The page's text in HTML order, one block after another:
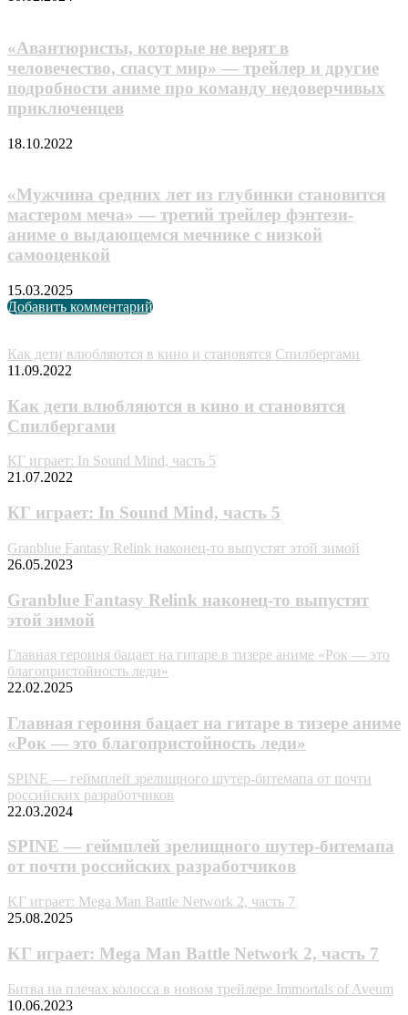
«Авантюристы, которые не верят в
человечество, спасут мир» — трейлер и другие
подробности аниме про команду недоверчивых
приключенцев
18.10.2022
«Мужчина средних лет из глубинки становится
мастером меча» — третий трейлер фэнтези-
аниме о выдающемся мечнике с низкой
самооценкой
15.03.2025
Добавить комментарий
Как дети влюбляются в кино и становятся Спилбергами
11.09.2022
Как дети влюбляются в кино и становятся
Спилбергами
КГ играет: In Sound Mind, часть 5
21.07.2022
КГ играет: In Sound Mind, часть 5
Granblue Fantasy Relink наконец-то выпустят этой зимой
26.05.2023
Granblue Fantasy Relink наконец-то выпустят
этой зимой
Главная героиня бацает на гитаре в тизере аниме «Рок — это
благопристойность леди»
22.02.2025
Главная героиня бацает на гитаре в тизере аниме
«Рок — это благопристойность леди»
SPINE — геймплей зрелищного шутер-битемапа от почти
российских разработчиков
22.03.2024
SPINE — геймплей зрелищного шутер-битемапа
от почти российских разработчиков
KГ игpaeт: Mega Man Battle Network 2, часть 7
25.08.2025
KГ игpaeт: Mega Man Battle Network 2, часть 7
Битва на плечах колосса в новом трейлере Immortals of Aveum
10.06.2023